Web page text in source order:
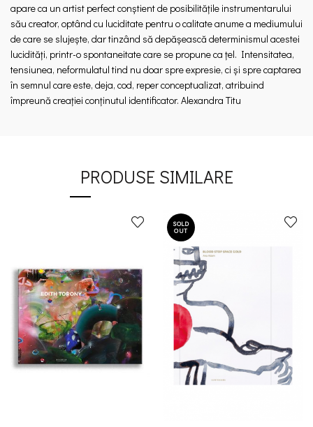
apare ca un artist perfect conştient de posibilităţile instrumentarului
său creator, optând cu luciditate pentru o calitate anume a mediumului
de care se slujeşte, dar tinzând să depăşească determinismul acestei
lucidităţi, printr-o spontaneitate care se propune ca ţel. Intensitatea,
tensiunea, neformulatul tind nu doar spre expresie, ci şi spre captarea
în semnul care este, deja, cod, reper conceptualizat, atribuind
împreună creaţiei conţinutul identificator. Alexandra Titu
PRODUSE SIMILARE
SOLD
OUT